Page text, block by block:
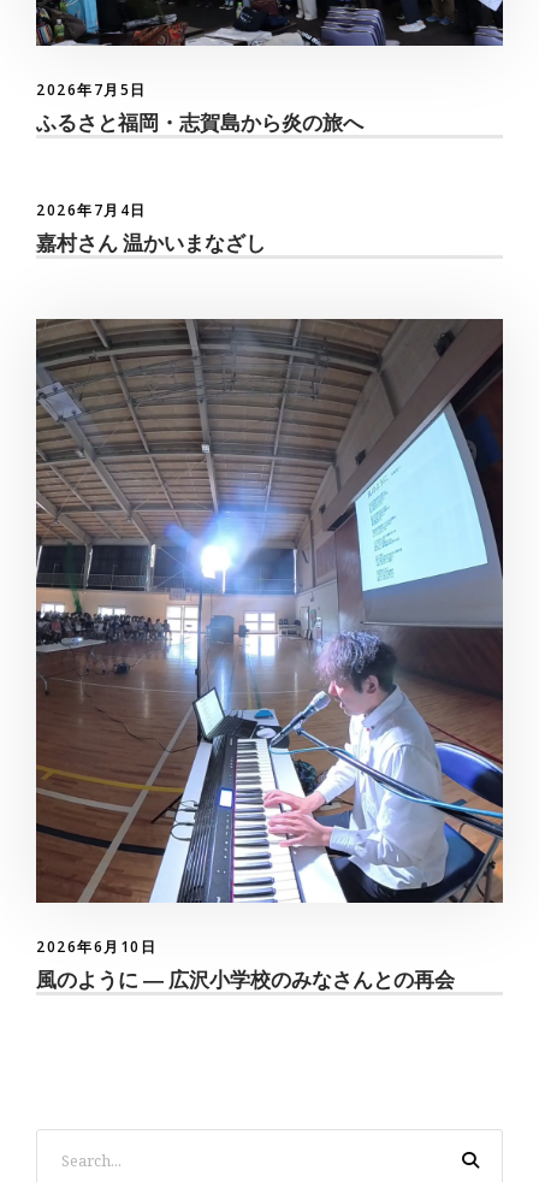
2026年7月5日
ふるさと福岡・志賀島から炎の旅へ
2026年7月4日
嘉村さん 温かいまなざし
2026年6月10日
風のように ― 広沢小学校のみなさんとの再会